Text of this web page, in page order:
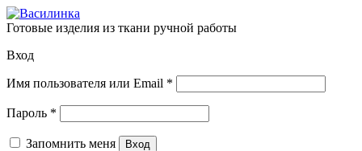
Skip
to
Готовые изделия из ткани ручной работы
Вход
Имя пользователя или Email *
Пароль *
Запомнить меня Вход